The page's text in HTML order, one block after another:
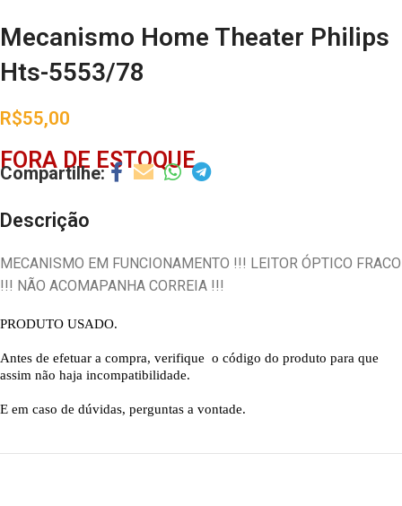
Mecanismo Home Theater Philips
Hts-5553/78
R$55,00
FORA DE ESTOQUE
Descrição
MECANISMO EM FUNCIONAMENTO !!! LEITOR ÓPTICO FRACO
!!! NÃO ACOMAPANHA CORREIA !!!
PRODUTO USADO.
Antes de efetuar a compra, verifique o código do produto para que
assim não haja incompatibilidade.
E em caso de dúvidas, perguntas a vontade.